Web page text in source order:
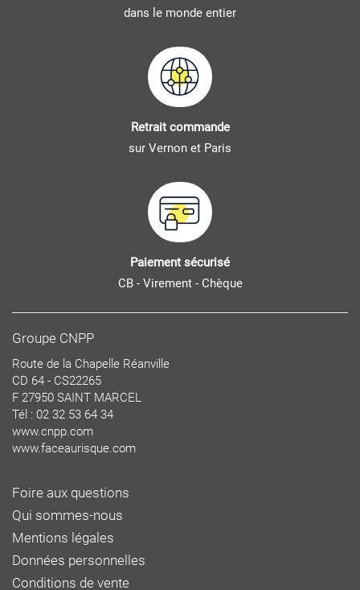
dans le monde entier
Retrait commande
sur Vernon et Paris
Paiement sécurisé
CB - Virement - Chèque
Groupe CNPP
Route de la Chapelle Réanville
CD 64 - CS22265
F 27950 SAINT MARCEL
Tél : 02 32 53 64 34
www.cnpp.com
www.faceaurisque.com
Foire aux questions
Qui sommes-nous
Mentions légales
Données personnelles
Conditions de vente